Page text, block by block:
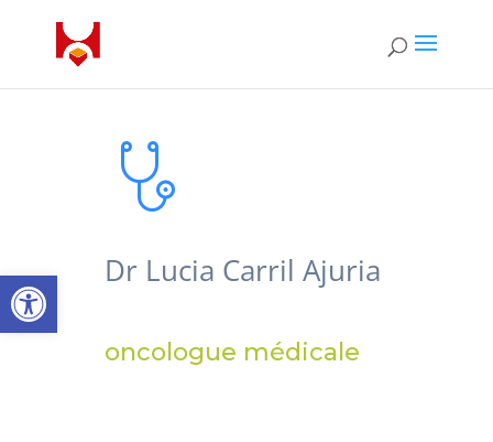
Open toolbarDr Lucia Carril Ajuria
oncologue médicale